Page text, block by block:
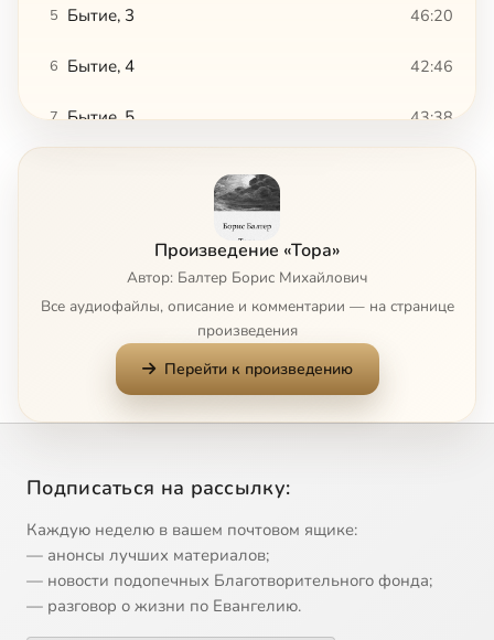
5 Бытие, 3 46:20
6 Бытие, 4 42:46
7 Бытие, 5 43:38
Бытие, 8
Исход, 1 46:45
13 Исход, 3 33:38
15 Исход, 5
16 Исход, 6 40:14
Произведение «Тора»
Автор: Балтер Борис Михайлович
Все аудиофайлы, описание и комментарии — на странице
произведения
Перейти к произведению
Подписаться на рассылку:
Каждую неделю в вашем почтовом ящике:
— анонсы лучших материалов;
— новости подопечных Благотворительного фонда;
— разговор о жизни по Евангелию.